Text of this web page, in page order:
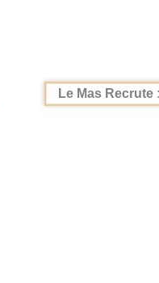
Le Mas